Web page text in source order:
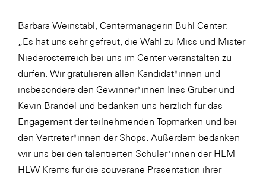
Trend Micro
TAG GmbH
VALETTA
Verband Druck Medien Österreich
Wirtschaftskammer Salzburg
WKS Fachgruppe Fahrzeughandel und
Fahrzeugtechnik
WKS Fachgruppe Finanzdienstleister
Barbara Weinstabl, Centermanagerin Bühl Center:
„Es hat uns sehr gefreut, die Wahl zu Miss und Mister
Niederösterreich bei uns im Center veranstalten zu
dürfen. Wir gratulieren allen Kandidat*innen und
insbesondere den Gewinner*innen Ines Gruber und
Kevin Brandel und bedanken uns herzlich für das
Engagement der teilnehmenden Topmarken und bei
den Vertreter*innen der Shops. Außerdem bedanken
wir uns bei den talentierten Schüler*innen der HLM
HLW Krems für die souveräne Präsentation ihrer